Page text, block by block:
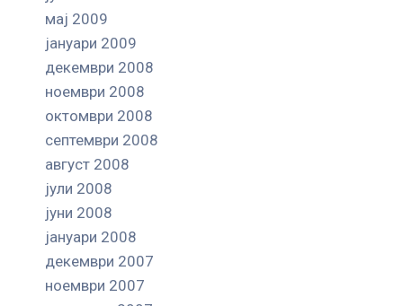
мај 2009
јануари 2009
декември 2008
ноември 2008
октомври 2008
септември 2008
август 2008
јули 2008
јуни 2008
јануари 2008
декември 2007
ноември 2007